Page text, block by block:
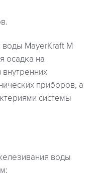
MayerKraft M
осадка на
приборов, а
системы
воды